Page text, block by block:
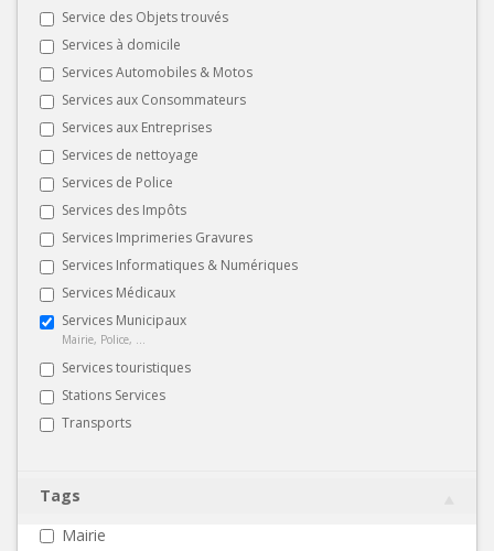
Service des Objets trouvés
Services à domicile
Services Automobiles & Motos
Services aux Consommateurs
Services aux Entreprises
Services de nettoyage
Services de Police
Services des Impôts
Services Imprimeries Gravures
Services Informatiques & Numériques
Services Médicaux
Services Municipaux
Mairie, Police, ...
Services touristiques
Stations Services
Transports
Tags
Mairie